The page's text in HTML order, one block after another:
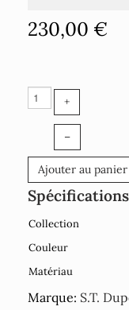
230,00 €
+
–
Ajouter au panier
Spécifications
Collection
Couleur
Matériau
Marque: S.T.